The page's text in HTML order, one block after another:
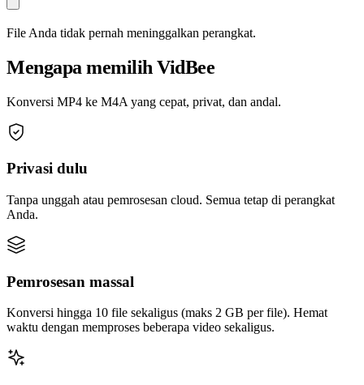
File Anda tidak pernah meninggalkan perangkat.
Mengapa memilih VidBee
Konversi MP4 ke M4A yang cepat, privat, dan andal.
Privasi dulu
Tanpa unggah atau pemrosesan cloud. Semua tetap di perangkat
Anda.
Pemrosesan massal
Konversi hingga 10 file sekaligus (maks 2 GB per file). Hemat
waktu dengan memproses beberapa video sekaligus.